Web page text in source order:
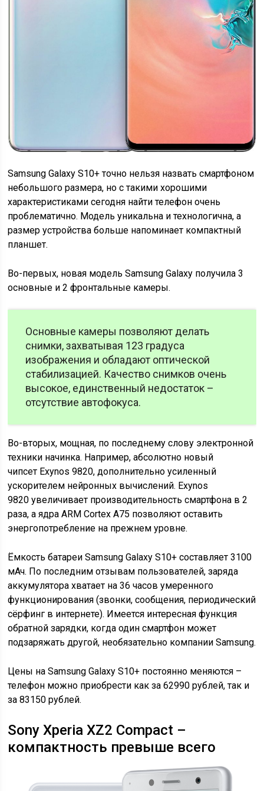
Samsung Galaxy S10+ точно нельзя назвать смартфоном
небольшого размера, но с такими хорошими
характеристиками сегодня найти телефон очень
проблематично. Модель уникальна и технологична, а
размер устройства больше напоминает компактный
планшет.
Во-первых, новая модель Samsung Galaxy получила 3
основные и 2 фронтальные камеры.
Основные камеры позволяют делать
снимки, захватывая 123 градуса
изображения и обладают оптической
стабилизацией. Качество снимков очень
высокое, единственный недостаток –
отсутствие автофокуса.
Во-вторых, мощная, по последнему слову электронной
техники начинка. Например, абсолютно новый
чипсет Exynos 9820, дополнительно усиленный
ускорителем нейронных вычислений. Exynos
9820 увеличивает производительность смартфона в 2
раза, а ядра ARM Cortex A75 позволяют оставить
энергопотребление на прежнем уровне.
Ёмкость батареи Samsung Galaxy S10+ составляет 3100
мАч. По последним отзывам пользователей, заряда
аккумулятора хватает на 36 часов умеренного
функционирования (звонки, сообщения, периодический
сёрфинг в интернете). Имеется интересная функция
обратной зарядки, когда один смартфон может
подзаряжать другой, необязательно компании Samsung.
Цены на Samsung Galaxy S10+ постоянно меняются –
телефон можно приобрести как за 62990 рублей, так и
за 83150 рублей.
Sony Xperia XZ2 Compact –
компактность превыше всего